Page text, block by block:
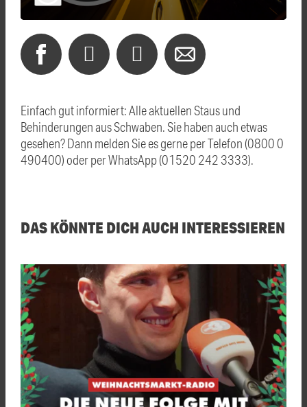
Einfach gut informiert: Alle aktuellen Staus und
Behinderungen aus Schwaben. Sie haben auch etwas
gesehen? Dann melden Sie es gerne per Telefon (0800 0
490400) oder per WhatsApp (01520 242 3333).
DAS KÖNNTE DICH AUCH INTERESSIEREN